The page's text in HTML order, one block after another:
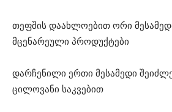
თეფშის დაახლოებით ორი
მცენარეული პროდუქტები
დარჩენილი ერთი მესამედი
ცილოვანი საკვებით